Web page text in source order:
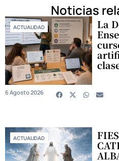
Noticias
ACTUALIDAD La
6 Agosto 2026
ACTUALIDAD